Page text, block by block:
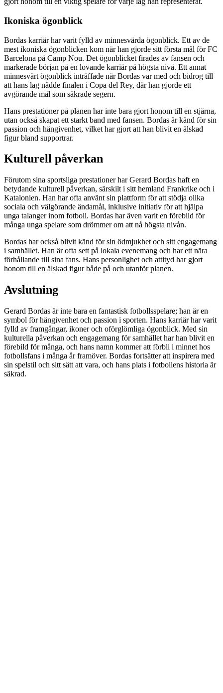
Ikoniska ögonblick
Bordas karriär har varit fylld av minnesvärda ögonblick. Ett av de
mest ikoniska ögonblicken kom när han gjorde sitt första mål för FC
Barcelona på Camp Nou. Det ögonblicket firades av fansen och
markerade början på en lovande karriär på högsta nivå. Ett annat
minnesvärt ögonblick inträffade när Bordas var med och bidrog till
att hans lag nådde finalen i Copa del Rey, där han gjorde ett
avgörande mål som säkrade segern.
Hans prestationer på planen har inte bara gjort honom till en stjärna,
utan också skapat ett starkt band med fansen. Bordas är känd för sin
passion och hängivenhet, vilket har gjort att han blivit en älskad
figur bland supportrar.
Kulturell påverkan
Förutom sina sportsliga prestationer har Gerard Bordas haft en
betydande kulturell påverkan, särskilt i sitt hemland Frankrike och i
Katalonien. Han har ofta använt sin plattform för att stödja olika
sociala och välgörande ändamål, inklusive initiativ för att hjälpa
unga talanger inom fotboll. Bordas har även varit en förebild för
många unga spelare som drömmer om att nå högsta nivån.
Bordas har också blivit känd för sin ödmjukhet och sitt engagemang
i samhället. Han är ofta sett på lokala evenemang och har ett nära
förhållande till sina fans. Hans personlighet och attityd har gjort
honom till en älskad figur både på och utanför planen.
Avslutning
Gerard Bordas är inte bara en fantastisk fotbollsspelare; han är en
symbol för hängivenhet och passion i sporten. Hans karriär har varit
fylld av framgångar, ikoner och oförglömliga ögonblick. Med sin
kulturella påverkan och engagemang för samhället har han blivit en
förebild för många, och hans namn kommer att förbli i minnet hos
fotbollsfans i många år framöver. Bordas fortsätter att inspirera med
sin spelstil och sitt sätt att vara, och hans plats i fotbollens historia är
säkrad.